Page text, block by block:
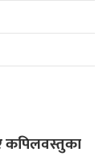
कपिलवस्तुका